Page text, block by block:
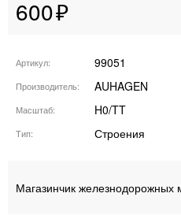
600
Артикул 99051
Производитель AUHAGEN
Масштаб H0/TT
Тип Строения
Магазинчик